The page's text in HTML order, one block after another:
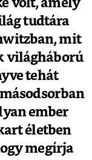
volt, amely
tudtára
mit
világháború
tehát
ember
életben
megírja